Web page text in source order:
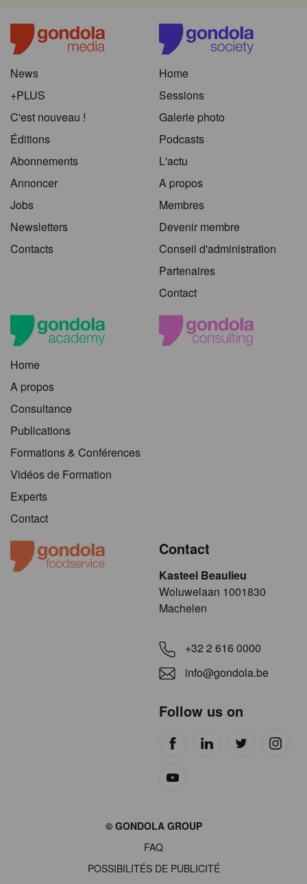
News
+PLUS
C'est nouveau !
Éditions
Abonnements
Annoncer
Jobs
Newsletters
Contacts
Home
Sessions
Galerie photo
Podcasts
L'actu
A propos
Membres
Devenir membre
Conseil d'administration
Partenaires
Contact
Home
A propos
Consultance
Publications
Formations & Conférences
Vidéos de Formation
Experts
Contact
Contact
Kasteel Beaulieu
​​​Woluwelaan 1001830
Machelen
+32 2 616 0000
info@gondola.be
Follow us on
© GONDOLA GROUP
FAQ
POSSIBILITÉS DE PUBLICITÉ